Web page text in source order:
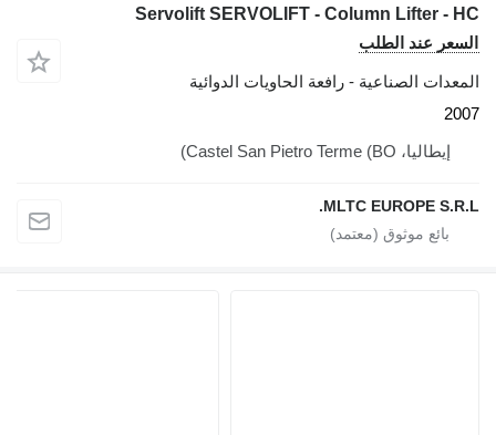
Servolift SERVOLIFT - Column Lifter -
عند الطلب
الصناعية - رافعة الحاويات الدوائية
إيطاليا، Castel San Pietro Terme (BO)
MLTC EUROPE